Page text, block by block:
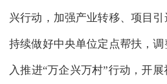
兴行动，加强产业转移、项目引
持续做好中央单位定点帮扶，
入推进“万企兴万村”行动，开